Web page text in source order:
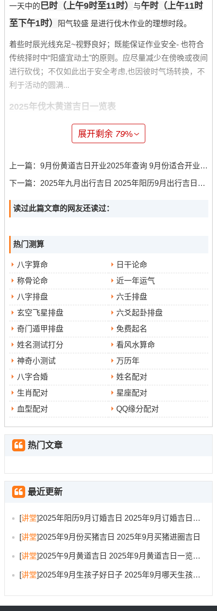
一天中的 巳时（上午9时至11时） 与午时（上午11时
至下午1时）
阳气较盛 是进行伐木作业的理想时段。
着些时辰光线充足~视野良好；既能保证作业安全- 也符合
传统择时中“阳盛宜动土”的原则。应尽量减少在傍晚或夜间
进行砍伐；不仅如此出于安全考虑,也因彼时气场转换，不
利于活动的圆满...
2025年伐木黄道吉日一览表
全年的林业工作提供了多样的时间选择.着些日期由传统历
法推算而来、综合考虑了星宿运行、五行生克及节气变化-
一月：1月2日（星期四,农历腊月初三）、1月9日（星期
五）。
二月：2月13日（星期四，农历正月十六）、2月14日（星
期五；农历正月十七）、2月26日（星期三,农历正月廿
九）、2月27日（星期四，农历正月三十）。
三月:3月9日（星期日。农历二月初十）、3月10日（星期
一。农历二月十一）、3月16日（星期日- 农历二月十
七）、3月22日（星期六~农历二月廿三）、3月28日（星
期五，农历二月廿九）。
四月：4月6日（星期日- 农历三月初九）。
五月：5月8日（星期四 -农历四月十一）、5月17日（星期
六，农历四月二十）！
六月 :6月8日（星期日，农历五月十三）、6月11日（星期
三，农历五月十六）、6月28日（星期六,农历六月初
七月 :7月17日（星期四;农历六月廿三）。
八月：8月4日（星期一 农历闰六月十一）、8月11日（星
廿二）、8月26日（星期二、农历七月初四）.
十月
二~农历九月初一）。
展开剩余 79%
上一篇： 9月份黄道吉日开业2025年查询 9月份适合开业的黄道吉日查询
下一篇： 2025年九月出行吉日 2025年阳历9月出行吉日查询
读过此篇文章的网友还读过：
热门测算
八字算命
日干论命
称骨论命
近一年运气
八字排盘
六壬排盘
玄空飞星排盘
六爻起卦排盘
奇门遁甲排盘
免费起名
姓名测试打分
看风水算命
神奇小测试
万历年
八字合婚
姓名配对
生肖配对
星座配对
血型配对
QQ缘分配对
热门文章
最近更新
[讲堂]2025年阳历9月订婚吉日 2025年9月订婚吉日有哪几天
[讲堂]2025年9月份买猪吉日 2025年9月买猪进圈吉日
[讲堂]2025午9月黄道吉日 2025年9月黄道吉日一览表大全
[讲堂]2025年9月生孩子好日子 2025年9月哪天生孩子比较好